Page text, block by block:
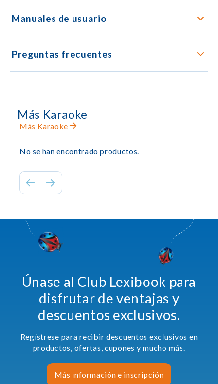
Manuales de usuario
Preguntas frecuentes
Más Karaoke
Más Karaoke
No se han encontrado productos.
Únase al Club Lexibook para
disfrutar de ventajas y
descuentos exclusivos.
Regístrese para recibir descuentos exclusivos en
productos, ofertas, cupones y mucho más.
Más información e inscripción